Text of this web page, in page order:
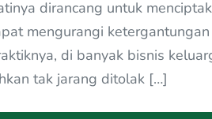
dirancang untuk
mengurangi
di banyak bisnis
tak jarang ditolak […]